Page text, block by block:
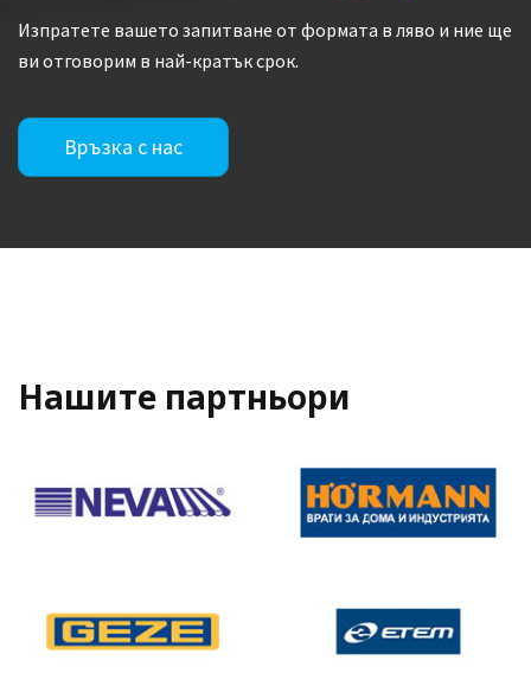
Изпратете вашето запитване от формата в ляво и ние ще
ви отговорим в най-кратък срок.
Връзка с нас
Нашите партньори